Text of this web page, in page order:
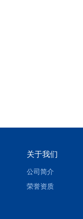
关于我们
公司简介
荣誉资质